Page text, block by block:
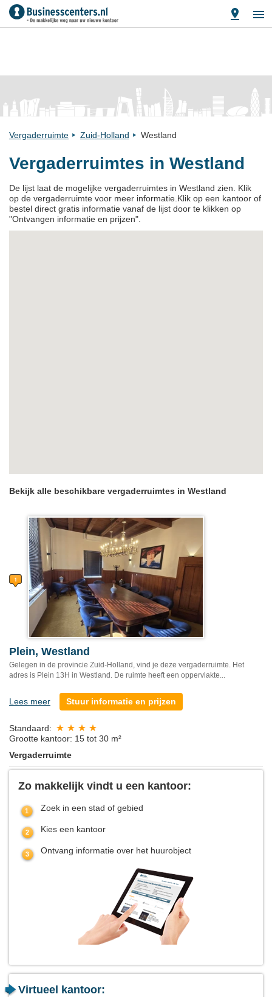
Vergaderruimte Zuid-Holland Westland
Vergaderruimtes in Westland
De lijst laat de mogelijke vergaderruimtes in Westland zien. Klik
op de vergaderruimte voor meer informatie.Klik op een kantoor of
bestel direct gratis informatie vanaf de lijst door te klikken op
"Ontvangen informatie en prijzen".
Bekijk alle beschikbare vergaderruimtes in Westland
Plein, Westland
Gelegen in de provincie Zuid-Holland, vind je deze vergaderruimte. Het
adres is Plein 13H in Westland. De ruimte heeft een oppervlakte...
Lees meer Stuur informatie en prijzen
Standaard:
Grootte kantoor: 15 tot 30 m²
Vergaderruimte
Zo makkelijk vindt u een kantoor:
Zoek in een stad of gebied
Kies een kantoor
Ontvang informatie over het huurobject
Virtueel kantoor: